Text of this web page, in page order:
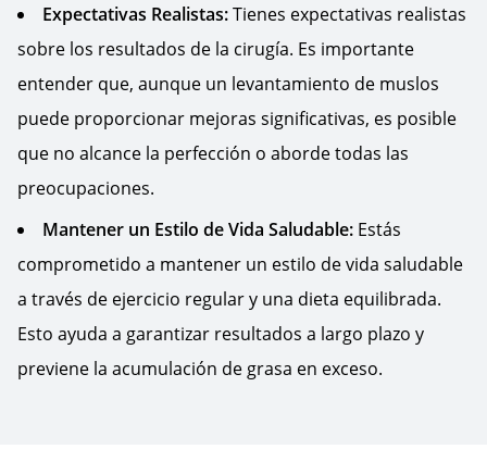
Expectativas Realistas:Tienes expectativas realistas
sobre los resultados de la cirugía. Es importante
entender que, aunque un levantamiento de muslos
puede proporcionar mejoras significativas, es posible
que no alcance la perfección o aborde todas las
preocupaciones.
Mantener un Estilo de Vida Saludable: Estás
comprometido a mantener un estilo de vida saludable
a través de ejercicio regular y una dieta equilibrada.
Esto ayuda a garantizar resultados a largo plazo y
previene la acumulación de grasa en exceso.